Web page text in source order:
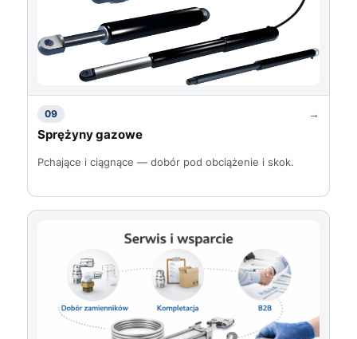
09 →
Sprężyny gazowe
Pchające i ciągnące — dobór pod obciążenie i skok.